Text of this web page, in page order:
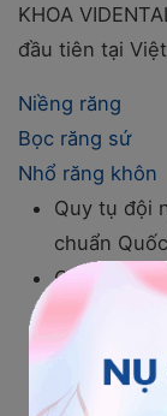
KHOA
đầu tiên tại
Niềng răng
Bọc răng sứ
Nhổ răng khôn
Quy tụ đội
chuẩn
Cơ sở vật
Pháp, Mỹ,
Bảo hành
người